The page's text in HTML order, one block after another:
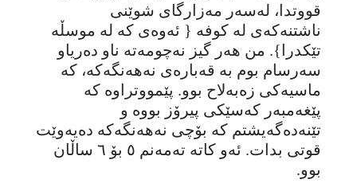
قووتدا، لەسەر مەزارگای شوێنی
ناشتنەکەی لە کوفە { ئەوەی کە لە موسڵە
تێکدرا}. من هەر گیز نەچومەتە ناو دەریاو
سەرسام بوم بە قەبارەی نەهەنگەکە، کە
ماسیەکی زەبەلاح بوو. پێمووتراوە کە
پێغەمبەر کەسێکی پیرۆز بووە و
تێنەدەگەیشتم کە بۆچی نەهەنگەکە دەیەوێت
قوتی بدات. ئەو کاتە تەمەنم ٥ بۆ ٦ ساڵان
بوو.